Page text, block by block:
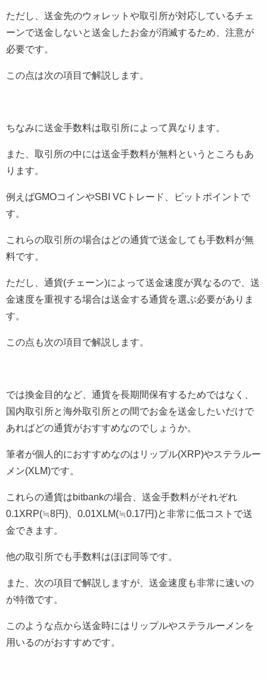
ただし、送金先のウォレットや取引所が対応しているチェ
ーンで送金しないと送金したお金が消滅するため、注意が
必要です。
この点は次の項目で解説します。
ちなみに送金手数料は取引所によって異なります。
また、取引所の中には送金手数料が無料というところもあ
ります。
例えばGMOコインやSBI VCトレード、ビットポイントで
す。
これらの取引所の場合はどの通貨で送金しても手数料が無
料です。
ただし、通貨(チェーン)によって送金速度が異なるので、送
金速度を重視する場合は送金する通貨を選ぶ必要がありま
す。
この点も次の項目で解説します。
では換金目的など、通貨を長期間保有するためではなく、
国内取引所と海外取引所との間でお金を送金したいだけで
あればどの通貨がおすすめなのでしょうか。
筆者が個人的におすすめなのはリップル(XRP)やステラルー
メン(XLM)です。
これらの通貨はbitbankの場合、送金手数料がそれぞれ
0.1XRP(≒8円)、0.01XLM(≒0.17円)と非常に低コストで送
金できます。
他の取引所でも手数料はほぼ同等です。
また、次の項目で解説しますが、送金速度も非常に速いの
が特徴です。
このような点から送金時にはリップルやステラルーメンを
用いるのがおすすめです。